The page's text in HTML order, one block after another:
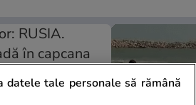
datele tale personale să rămână